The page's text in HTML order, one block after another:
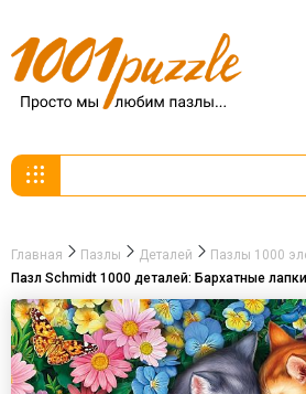
Главная Пазлы Деталей
Пазлы 1000
Пазл Schmidt 1000 деталей: Бархатные